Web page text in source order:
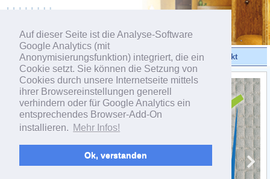
Auf dieser Seite ist die Analyse-Software
Google Analytics (mit
Anonymisierungsfunktion) integriert, die ein
Cookie setzt. Sie können die Setzung von
Cookies durch unsere Internetseite mittels
ihrer Browsereinstellungen generell
verhindern oder für Google Analytics ein
entsprechendes Browser-Add-On
installieren. Mehr Infos!
Ok, verstanden
Videos Produkte Kontakt
powered by webEdition CMS